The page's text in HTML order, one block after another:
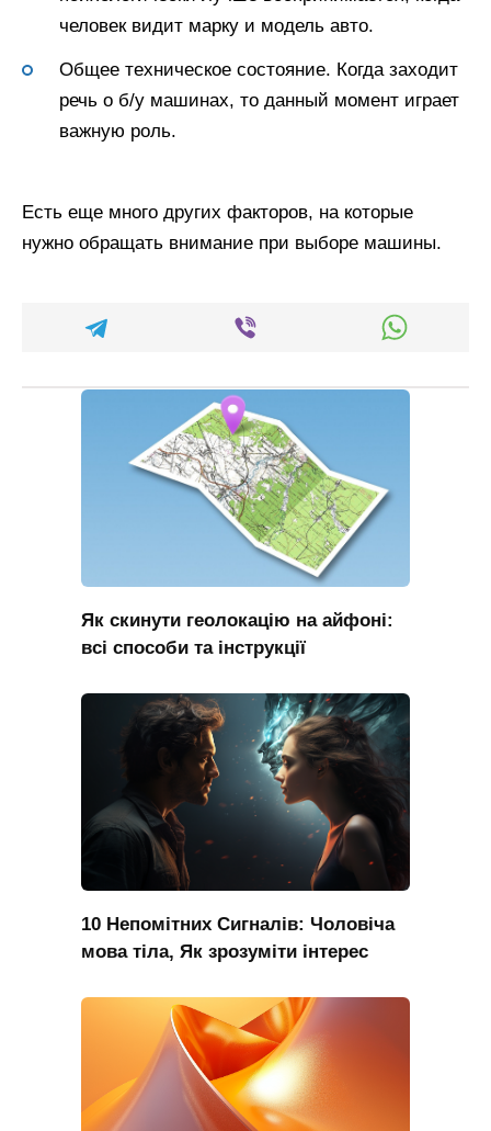
человек видит марку и модель авто.
Общее техническое состояние. Когда заходит
речь о б/у машинах, то данный момент играет
важную роль.
Есть еще много других факторов, на которые
нужно обращать внимание при выборе машины.
Як скинути геолокацію на айфоні:
всі способи та інструкції
10 Непомітних Сигналів: Чоловіча
мова тіла, Як зрозуміти інтерес